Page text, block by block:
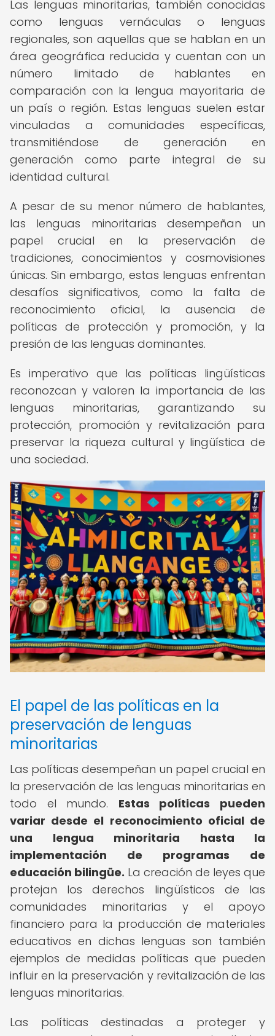
Las lenguas minoritarias, también conocidas
como lenguas vernáculas o lenguas
regionales, son aquellas que se hablan en un
área geográfica reducida y cuentan con un
número limitado de hablantes en
comparación con la lengua mayoritaria de
un país o región. Estas lenguas suelen estar
vinculadas a comunidades específicas,
transmitiéndose de generación en
generación como parte integral de su
identidad cultural.
A pesar de su menor número de hablantes,
las lenguas minoritarias desempeñan un
papel crucial en la preservación de
tradiciones, conocimientos y cosmovisiones
únicas. Sin embargo, estas lenguas enfrentan
desafíos significativos, como la falta de
reconocimiento oficial, la ausencia de
políticas de protección y promoción, y la
presión de las lenguas dominantes.
Es imperativo que las políticas lingüísticas
reconozcan y valoren la importancia de las
lenguas minoritarias, garantizando su
protección, promoción y revitalización para
preservar la riqueza cultural y lingüística de
una sociedad.
El papel de las políticas en la
preservación de lenguas
minoritarias
Las políticas desempeñan un papel crucial en
la preservación de las lenguas minoritarias en
todo el mundo. Estas políticas pueden
variar desde el reconocimiento oficial de
una lengua minoritaria hasta la
implementación de programas de
educación bilingüe. La creación de leyes que
protejan los derechos lingüísticos de las
comunidades minoritarias y el apoyo
financiero para la producción de materiales
educativos en dichas lenguas son también
ejemplos de medidas políticas que pueden
influir en la preservación y revitalización de las
lenguas minoritarias.
Las políticas destinadas a proteger y